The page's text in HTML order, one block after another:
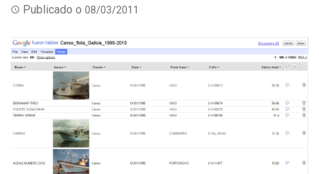
Publicado o 08/03/2011